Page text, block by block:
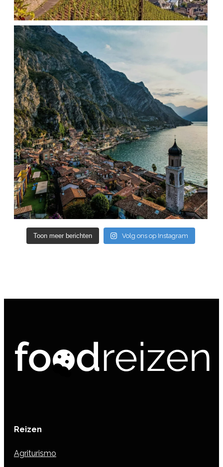
Toon meer berichten Volg ons op Instagram
Reizen
Agriturismo